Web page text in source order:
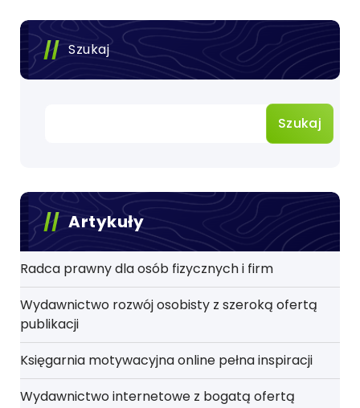
Szukaj
Szukaj
Artykuły
Radca prawny dla osób fizycznych i firm
Wydawnictwo rozwój osobisty z szeroką ofertą
publikacji
Księgarnia motywacyjna online pełna inspiracji
Wydawnictwo internetowe z bogatą ofertą